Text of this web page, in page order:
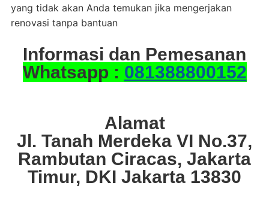
yang tidak akan Anda temukan jika mengerjakan
renovasi tanpa bantuan
Informasi dan Pemesanan
Whatsapp : 081388800152
Alamat
Jl. Tanah Merdeka VI No.37,
Rambutan Ciracas, Jakarta
Timur, DKI Jakarta 13830